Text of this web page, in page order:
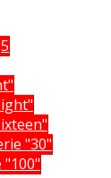
"30"
"100"